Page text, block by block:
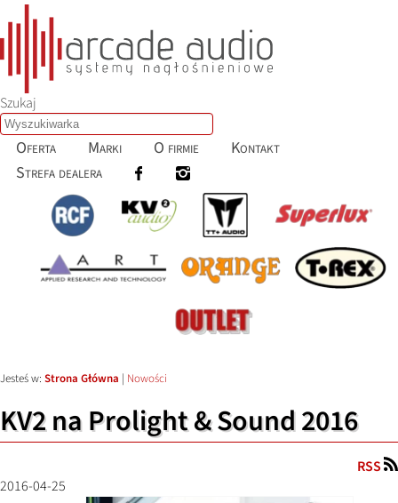
Szukaj
Oferta Marki O firmie
Kontakt
Strefa dealera
Jesteś w: Strona Główna | Nowości
KV2 na Prolight & Sound 2016
RSS
2016-04-25